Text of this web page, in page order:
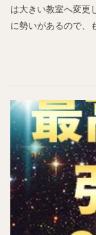
は大きい教室へ変更
に勢いがあるので、